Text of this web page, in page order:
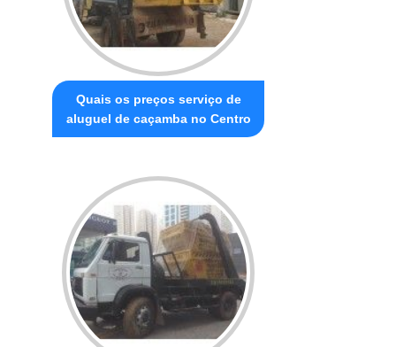
Quais os preços serviço de
aluguel de caçamba no Centro